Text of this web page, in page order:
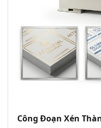
Công Đoạn Xén